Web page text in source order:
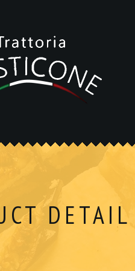
DETAIL